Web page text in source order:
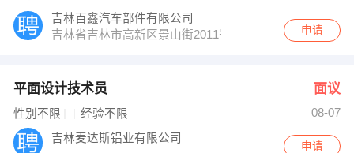
吉林百鑫汽车部件有限公司
吉林省吉林市高新区景山街2011号
申请
平面设计技术员 面议
性别不限 经验不限
08-07
吉林麦达斯铝业有限公司
申请